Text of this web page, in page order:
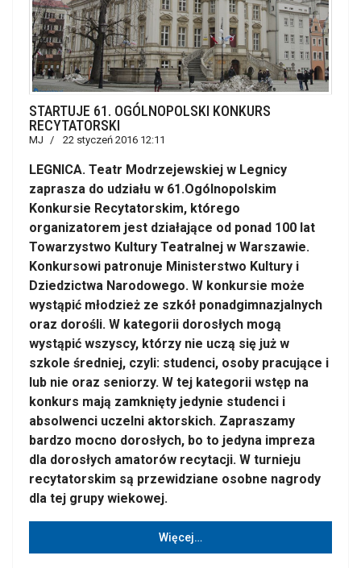
STARTUJE 61. OGÓLNOPOLSKI KONKURS
RECYTATORSKI
MJ 22 styczeń 2016 12:11
LEGNICA. Teatr Modrzejewskiej w Legnicy
zaprasza do udziału w 61.Ogólnopolskim
Konkursie Recytatorskim, którego
organizatorem jest działające od ponad 100 lat
Towarzystwo Kultury Teatralnej w Warszawie.
Konkursowi patronuje Ministerstwo Kultury i
Dziedzictwa Narodowego. W konkursie może
wystąpić młodzież ze szkół ponadgimnazjalnych
oraz dorośli. W kategorii dorosłych mogą
wystąpić wszyscy, którzy nie uczą się już w
szkole średniej, czyli: studenci, osoby pracujące i
lub nie oraz seniorzy. W tej kategorii wstęp na
konkurs mają zamknięty jedynie studenci i
absolwenci uczelni aktorskich. Zapraszamy
bardzo mocno dorosłych, bo to jedyna impreza
dla dorosłych amatorów recytacji. W turnieju
recytatorskim są przewidziane osobne nagrody
dla tej grupy wiekowej.
Więcej…